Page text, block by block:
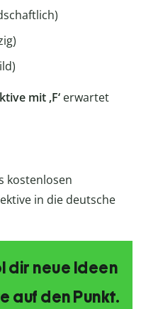
mit ,F‘ erwartet
kostenlosen
in die deutsche
dir neue Ideen
auf den Punkt.